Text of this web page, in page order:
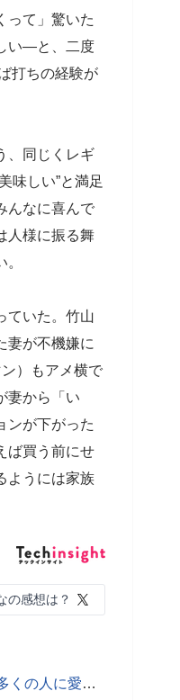
って」驚いた
い―と、二度
打ちの経験が
、同じくレギ
味しい”と満足
んなに喜んで
人様に振る舞
ていた。竹山
妻が不機嫌に
）もアメ横で
妻から「い
ンが下がった
ば買う前にせ
ようには家族
の感想は？
千秋の誕生日に豪華メンバー80人が集結。タレント・芸人・政治家…多くの人に愛される秘訣とは。